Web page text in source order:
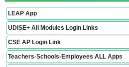
LEAP App
UDISE+ All Modules Login Links
CSE AP Login Link
Teachers-Schools-Employees ALL Apps